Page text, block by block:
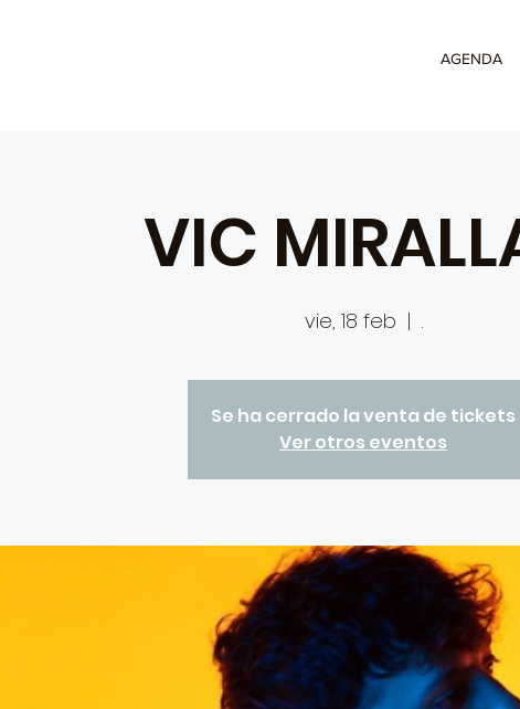
AGENDA
VIC
vie, 18 feb
  |
.
Se ha cerrado la venta de tickets
Ver otros eventos